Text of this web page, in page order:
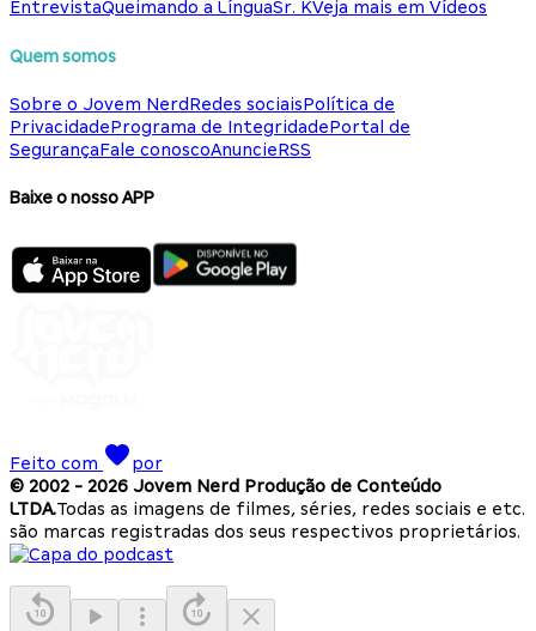
EntrevistaQueimando a LínguaSr. KVeja mais em Vídeos
Quem somos
Sobre o Jovem NerdRedes sociaisPolítica de
PrivacidadePrograma de IntegridadePortal de
SegurançaFale conoscoAnuncieRSS
Baixe o nosso APP
Feito com
por
© 2002 - 2026 Jovem Nerd Produção de Conteúdo
LTDA.Todas as imagens de filmes, séries, redes sociais e etc.
são marcas registradas dos seus respectivos proprietários.